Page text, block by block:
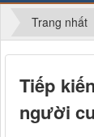
Trang nhất
Tiếp
người